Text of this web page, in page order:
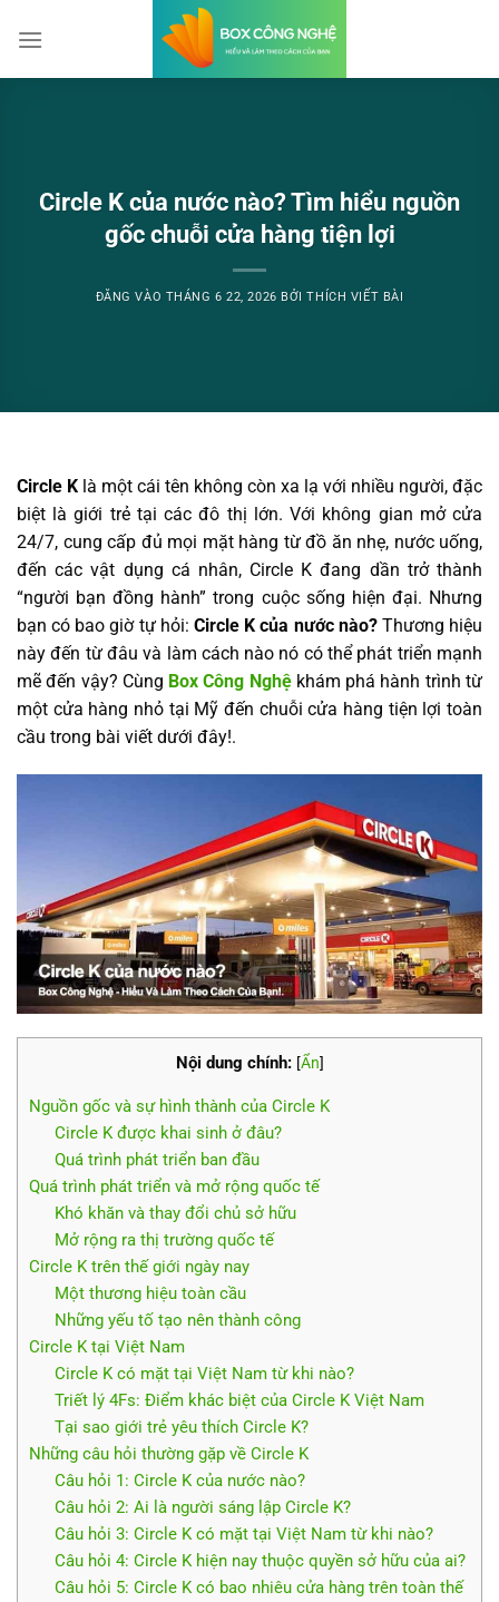
qua
Circle K của nước nào? Tìm hiểu nguồn
gốc chuỗi cửa hàng tiện lợi
ĐĂNG VÀO THÁNG 6 22, 2026 BỞITHÍCH VIẾT BÀI
Circle K là một cái tên không còn xa lạ với nhiều người, đặc
biệt là giới trẻ tại các đô thị lớn. Với không gian mở cửa
24/7, cung cấp đủ mọi mặt hàng từ đồ ăn nhẹ, nước uống,
đến các vật dụng cá nhân, Circle K đang dần trở thành
“người bạn đồng hành” trong cuộc sống hiện đại. Nhưng
bạn có bao giờ tự hỏi: Circle K của nước nào?Thương hiệu
này đến từ đâu và làm cách nào nó có thể phát triển mạnh
mẽ đến vậy? Cùng Box Công Nghệkhám phá hành trình từ
một cửa hàng nhỏ tại Mỹ đến chuỗi cửa hàng tiện lợi toàn
cầu trong bài viết dưới đây!.
Nội dung chính: [Ẩn]
Nguồn gốc và sự hình thành của Circle K
Circle K được khai sinh ở đâu?
Quá trình phát triển ban đầu
Quá trình phát triển và mở rộng quốc tế
Khó khăn và thay đổi chủ sở hữu
Mở rộng ra thị trường quốc tế
Circle K trên thế giới ngày nay
Một thương hiệu toàn cầu
Những yếu tố tạo nên thành công
Circle K tại Việt Nam
Circle K có mặt tại Việt Nam từ khi nào?
Triết lý 4Fs: Điểm khác biệt của Circle K Việt Nam
Tại sao giới trẻ yêu thích Circle K?
Những câu hỏi thường gặp về Circle K
Câu hỏi 1: Circle K của nước nào?
Câu hỏi 2: Ai là người sáng lập Circle K?
Câu hỏi 3: Circle K có mặt tại Việt Nam từ khi nào?
Câu hỏi 4: Circle K hiện nay thuộc quyền sở hữu của ai?
Câu hỏi 5: Circle K có bao nhiêu cửa hàng trên toàn thế